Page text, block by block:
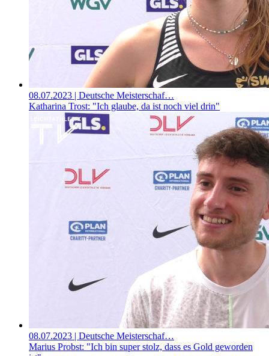
08.07.2023 | Deutsche Meisterschaf…
Katharina Trost: "Ich glaube, da ist noch viel drin"
08.07.2023 | Deutsche Meisterschaf…
Marius Probst: "Ich bin super stolz, dass es Gold geworden